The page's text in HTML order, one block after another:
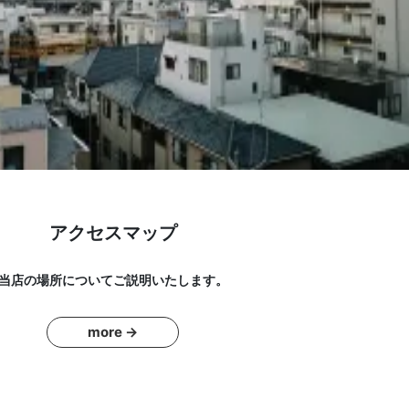
アクセスマップ
店の場所についてご説明いたします。
more →